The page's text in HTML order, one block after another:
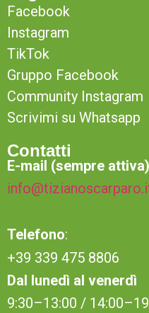
Facebook
Instagram
TikTok
Gruppo Facebook
Community Instagram
Scrivimi su Whatsapp
Contatti
E-mail (sempre attiva)
Telefono:
+39 339 475 8806
Dal lunedì al venerdì
9:30–13:00 /